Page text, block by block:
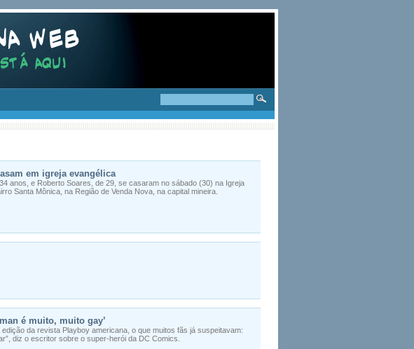
em igreja evangélica
anos, e Roberto Soares, de 29, se casaram no sábado (30) na Igreja
Santa Mônica, na Região de Venda Nova, na capital mineira.
é muito, muito gay’
da revista Playboy americana, o que muitos fãs já suspeitavam:
diz o escritor sobre o super-herói da DC Comics.